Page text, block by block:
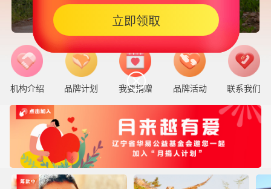
机构介绍 品牌计划 我要捐赠 品牌活动 联系我们
立即领取